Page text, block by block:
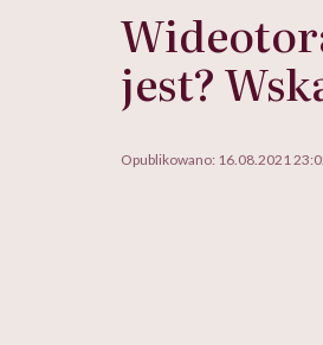
jest?
Opublikowano: 16.08.2021